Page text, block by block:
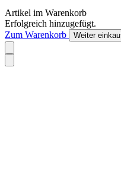
Artikel im Warenkorb
Erfolgreich hinzugefügt.
Zum Warenkorb
Weiter